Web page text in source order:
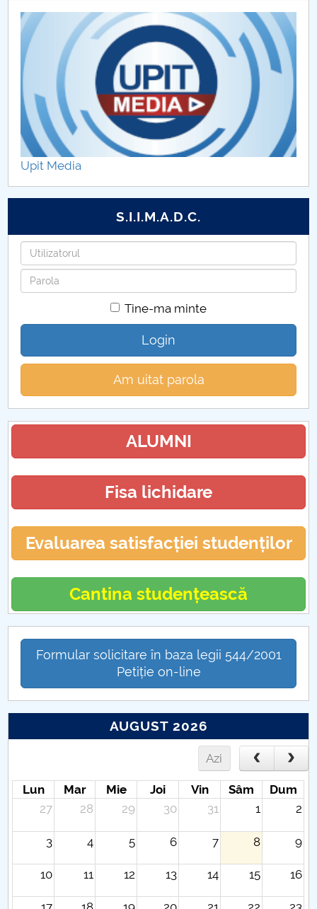
Upit Media
S.I.I.M.A.D.C.
Utilizatorul
Parola
Tine-ma minte
Login
Am uitat parola
ALUMNI
Fisa lichidare
Evaluarea satisfacției studenților
Cantina studențească
Formular solicitare în baza legii 544/2001
Petiție on-line
AUGUST 2026
Azi
Lun Mar Mie Joi Vin Sâm
Dum
27
28 29 30 31 1 2
3 4 5 6 7 8 9
10 11 12 13 14 15 16